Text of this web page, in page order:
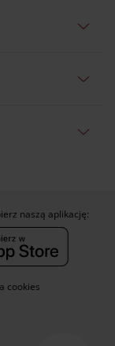
cookies
naszą aplikację: